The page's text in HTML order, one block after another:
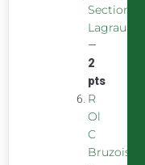
Section
Lagraulière
—
2
pts
R
Ol
C
Bruzois